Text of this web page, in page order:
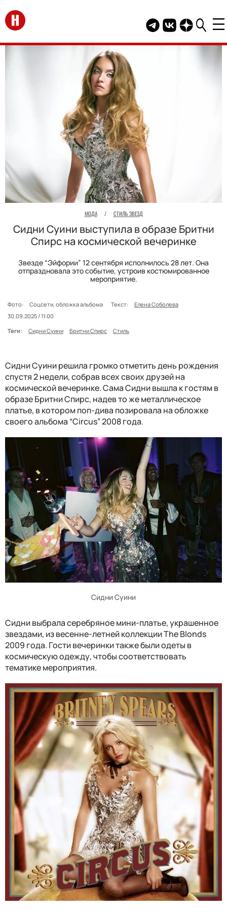
Перейти на главную
Telegram канал
Группа HELLO
Канал
МОДА / СТИЛЬ ЗВЕЗД
Сидни Суини выступила в образе Бритни
Спирс на космической вечеринке
Звезде “Эйфории” 12 сентября исполнилось 28 лет. Она
отпраздновала это событие, устроив костюмированное
мероприятие.
Фото: Соцсети, обложка альбома Текст:
Елена Соболева
30.09.2025 / 11:00
Теги:
Сидни Суини Бритни Спирс Стиль
Сидни Суини решила громко отметить день рождения
спустя 2 недели, собрав всех своих друзей на
космической вечеринке. Сама Сидни вышла к гостям в
образе Бритни Спирс, надев то же металлическое
платье, в котором поп-дива позировала на обложке
своего альбома “Circus” 2008 года.
Сидни Суини
Сидни выбрала серебряное мини-платье, украшенное
звездами, из весенне-летней коллекции The Blonds
2009 года. Гости вечеринки также были одеты в
космическую одежду, чтобы соответствовать
тематике мероприятия.